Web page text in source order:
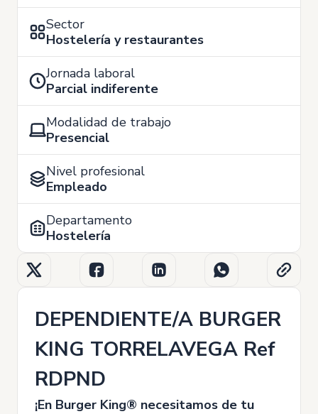
Sector
Hostelería y restaurantes
Jornada laboral
Parcial indiferente
Modalidad de trabajo
Presencial
Nivel profesional
Empleado
Departamento
Hostelería
DEPENDIENTE/A BURGER
KING TORRELAVEGA Ref
RDPND
¡En Burger King® necesitamos de tu